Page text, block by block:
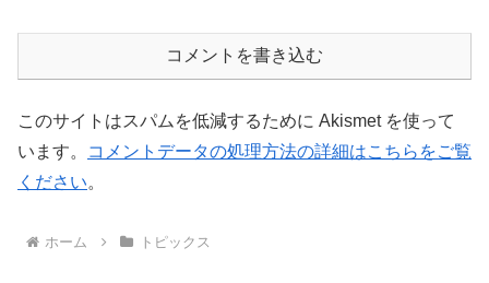
コメントを書き込む
このサイトはスパムを低減するために Akismet を使って
います。
コメントデータの処理方法の詳細はこちらをご覧
ください。
ホーム トピックス